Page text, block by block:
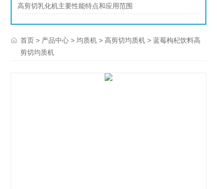
高剪切乳化机主要性能特点和应用范围
首页 > 产品中心 >均质机 >高剪切均质机 > 蓝莓枸杞饮料高
剪切均质机